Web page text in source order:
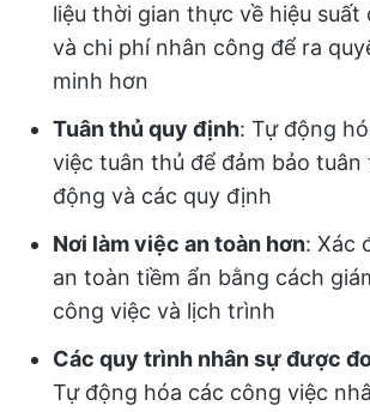
liệu thời gian thực về hiệu suất
và chi phí nhân công để ra
minh hơn
Tuân thủ quy định: Tự động
việc tuân thủ để đảm bảo tuân
động và các quy định
Nơi làm việc an toàn hơn: Xác
an toàn tiềm ẩn bằng cách
công việc và lịch trình
Các quy trình nhân sự được
Tự động hóa các công việc